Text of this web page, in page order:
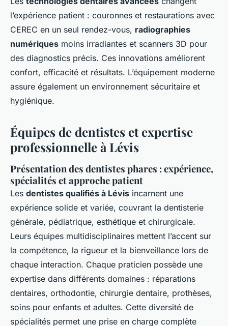
l’expérience patient : couronnes et restaurations avec
CEREC en un seul rendez-vous, radiographies
numériques moins irradiantes et scanners 3D pour
des diagnostics précis. Ces innovations améliorent
confort, efficacité et résultats. L’équipement moderne
assure également un environnement sécuritaire et
hygiénique.
Équipes de dentistes et expertise
professionnelle à Lévis
Présentation des dentistes phares : expérience,
spécialités et approche patient
Les dentistes qualifiés à Lévis incarnent une
expérience solide et variée, couvrant la dentisterie
générale, pédiatrique, esthétique et chirurgicale.
Leurs équipes multidisciplinaires mettent l’accent sur
la compétence, la rigueur et la bienveillance lors de
chaque interaction. Chaque praticien possède une
expertise dans différents domaines : réparations
dentaires, orthodontie, chirurgie dentaire, prothèses,
soins pour enfants et adultes. Cette diversité de
spécialités permet une prise en charge complète